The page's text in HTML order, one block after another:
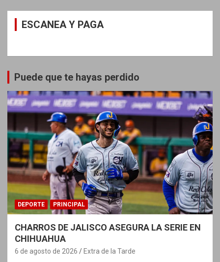
ESCANEA Y PAGA
Puede que te hayas perdido
DEPORTE PRINCIPAL
CHARROS DE JALISCO ASEGURA LA SERIE EN
CHIHUAHUA
6 de agosto de 2026 Extra de la Tarde